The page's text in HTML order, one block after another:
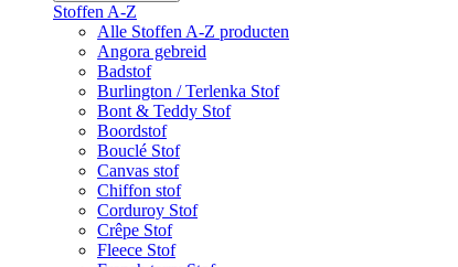
Stoffen A-Z
Alle Stoffen A-Z producten
Angora gebreid
Badstof
Burlington / Terlenka Stof
Bont & Teddy Stof
Boordstof
Bouclé Stof
Canvas stof
Chiffon stof
Corduroy Stof
Crêpe Stof
Fleece Stof